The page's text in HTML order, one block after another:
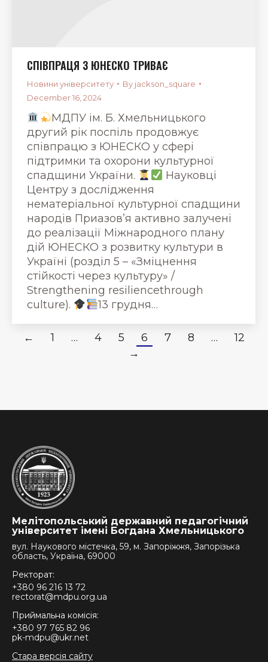
СПІВПРАЦЯ З ЮНЕСКО ТРИВАЄ
Новини університету By jackson_square
December 16, 2024
МДПУ ім. Б. Хмельницького
другий рік поспіль продовжує
співпрацю з ЮНЕСКО у сфері
підтримки та охорони культурної
спадщини України.
Науковці
Центру з дослідження
нематеріальної культурної спадщини
народів Приазов’я активно залучені
до реалізації Міжнародного плану
дій ЮНЕСКО з розвитку культури в
Україні (розділ 5 – «Зміцнення
стійкості через культуру» /
Strengthening resiliencethrough
culture).
13 грудня…
← 1 … 4 5 6 7 8 …
12
→
Мелітопольський державний педагогічний
університет імені Богдана Хмельницького
вул. Наукового містечка, 59, м. Запоріжжя, Запорізька
область, Україна, 69000
Ректорат:
+380 96 216 13 72
rectorat@mdpu.org.ua
Приймальна комісія:
+380 97 765 82 96
pk-mdpu@ukr.net
Стара версія сайту